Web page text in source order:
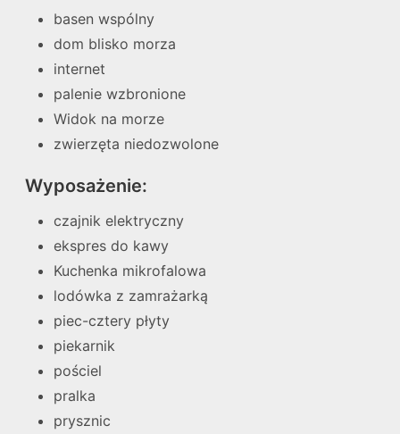
basen wspólny
dom blisko morza
internet
palenie wzbronione
Widok na morze
zwierzęta niedozwolone
Wyposażenie:
czajnik elektryczny
ekspres do kawy
Kuchenka mikrofalowa
lodówka z zamrażarką
piec-cztery płyty
piekarnik
pościel
pralka
prysznic